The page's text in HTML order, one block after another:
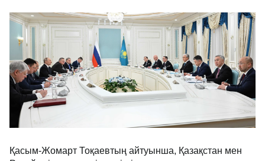
Қасым-Жомарт Тоқаевтың айтуынша, Қазақстан мен